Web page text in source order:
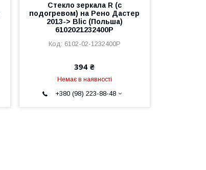
Стекло зеркала R (с
подогревом) на Рено Дастер
2013-> Blic (Польша)
6102021232400P
6102-02-1232400P
394 ₴
Немає в наявності
+380 (98) 223-88-48